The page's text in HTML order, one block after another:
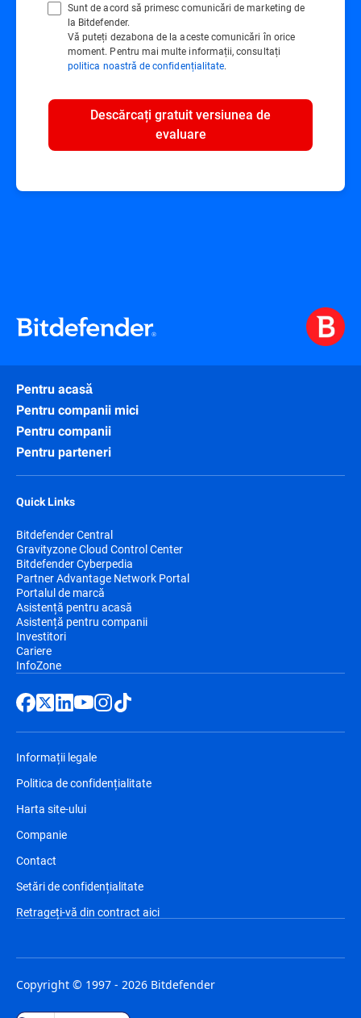
Sunt de acord să primesc comunicări de marketing de
la Bitdefender.
Vă puteți dezabona de la aceste comunicări în orice
moment. Pentru mai multe informații, consultați
politica noastră de confidențialitate.
Descărcați gratuit versiunea de
evaluare
Pentru acasă
Pentru companii mici
Pentru companii
Pentru parteneri
Quick Links
Bitdefender Central
Gravityzone Cloud Control Center
Bitdefender Cyberpedia
Partner Advantage Network Portal
Portalul de marcă
Asistență pentru acasă
Asistență pentru companii
Investitori
Cariere
InfoZone
Informații legale
Politica de confidențialitate
Harta site-ului
Companie
Contact
Setări de confidențialitate
Retrageți-vă din contract aici
Copyright © 1997 - 2026 Bitdefender